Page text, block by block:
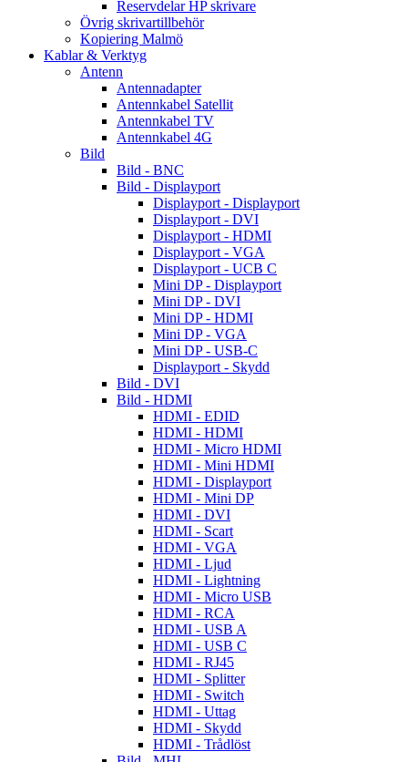
Reservdelar HP skrivare
Övrig skrivartillbehör
Kopiering Malmö
Kablar & Verktyg
Antenn
Antennadapter
Antennkabel Satellit
Antennkabel TV
Antennkabel 4G
Bild
Bild - BNC
Bild - Displayport
Displayport - Displayport
Displayport - DVI
Displayport - HDMI
Displayport - VGA
Displayport - UCB C
Mini DP - Displayport
Mini DP - DVI
Mini DP - HDMI
Mini DP - VGA
Mini DP - USB-C
Displayport - Skydd
Bild - DVI
Bild - HDMI
HDMI - EDID
HDMI - HDMI
HDMI - Micro HDMI
HDMI - Mini HDMI
HDMI - Displayport
HDMI - Mini DP
HDMI - DVI
HDMI - Scart
HDMI - VGA
HDMI - Ljud
HDMI - Lightning
HDMI - Micro USB
HDMI - RCA
HDMI - USB A
HDMI - USB C
HDMI - RJ45
HDMI - Splitter
HDMI - Switch
HDMI - Uttag
HDMI - Skydd
HDMI - Trådlöst